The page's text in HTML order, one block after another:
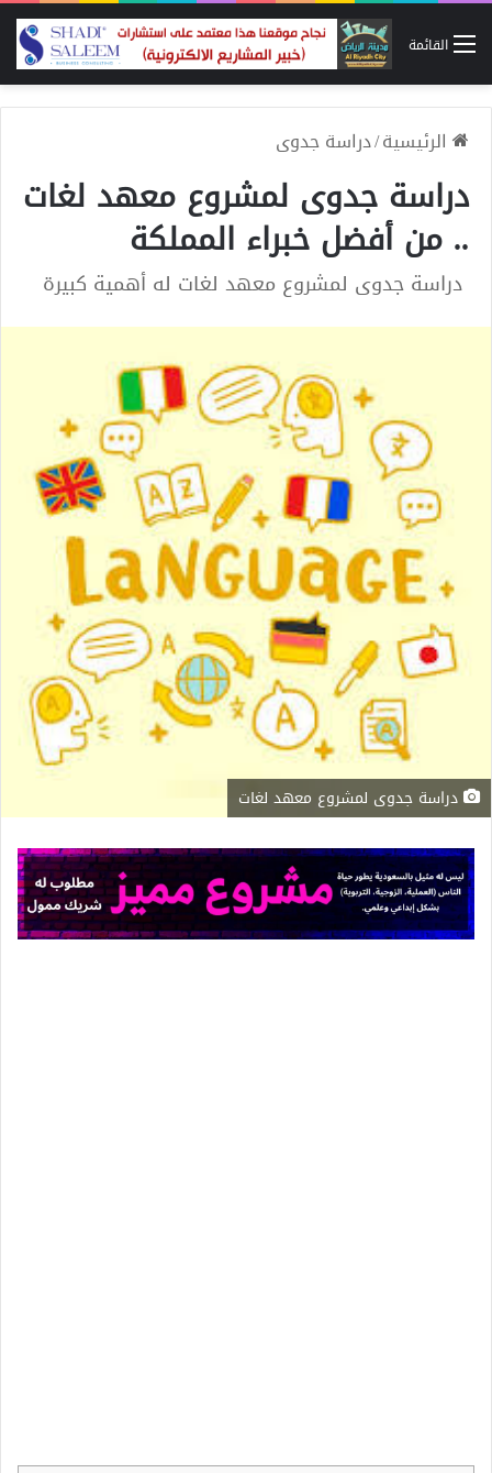
القائمة
الرئيسية/دراسة جدوى
دراسة جدوى لمشروع معهد لغات
.. من أفضل خبراء المملكة
دراسة جدوى لمشروع معهد لغات له أهمية كبيرة
دراسة جدوى لمشروع معهد لغات